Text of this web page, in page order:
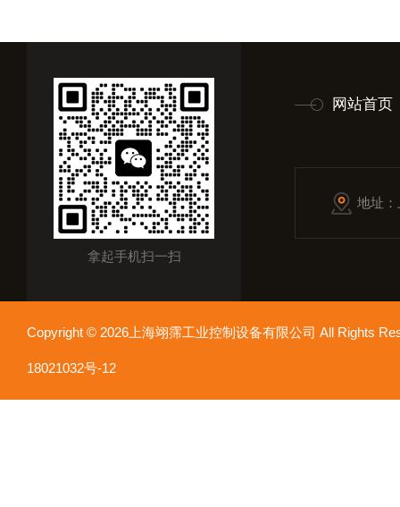
拿起手机扫一扫
网站首页
地址
Copyright © 2026上海翊霈工业控制设备有限公司 All Rights
18021032号-12